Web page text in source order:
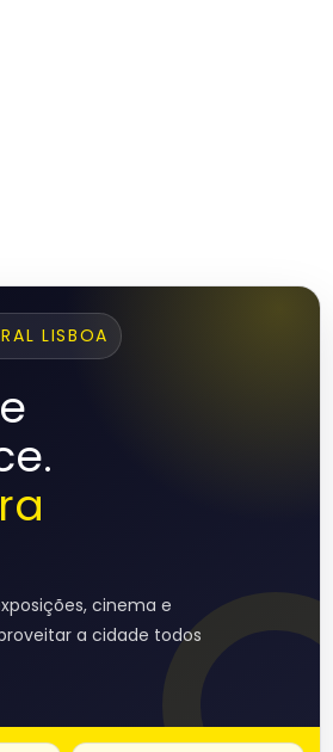
LISBOA
cinema e
a cidade todos